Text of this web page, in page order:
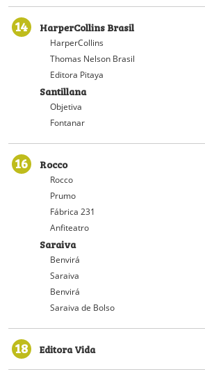
14 HarperCollins Brasil
HarperCollins
Thomas Nelson Brasil
Editora Pitaya
Santillana
Objetiva
Fontanar
16 Rocco
Rocco
Prumo
Fábrica 231
Anfiteatro
Saraiva
Benvirá
Saraiva
Benvirá
Saraiva de Bolso
18 Editora Vida